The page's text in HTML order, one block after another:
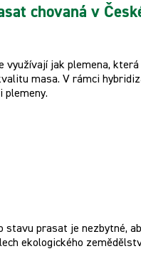
chovaná v
využívají jak plemena,
masa. V rámci
plemeny.
stavu prasat je nezbytné,
ekologického